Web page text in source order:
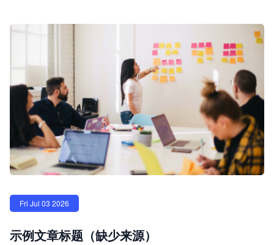
Fri Jul 03 2026
示例文章标题（缺少来源）